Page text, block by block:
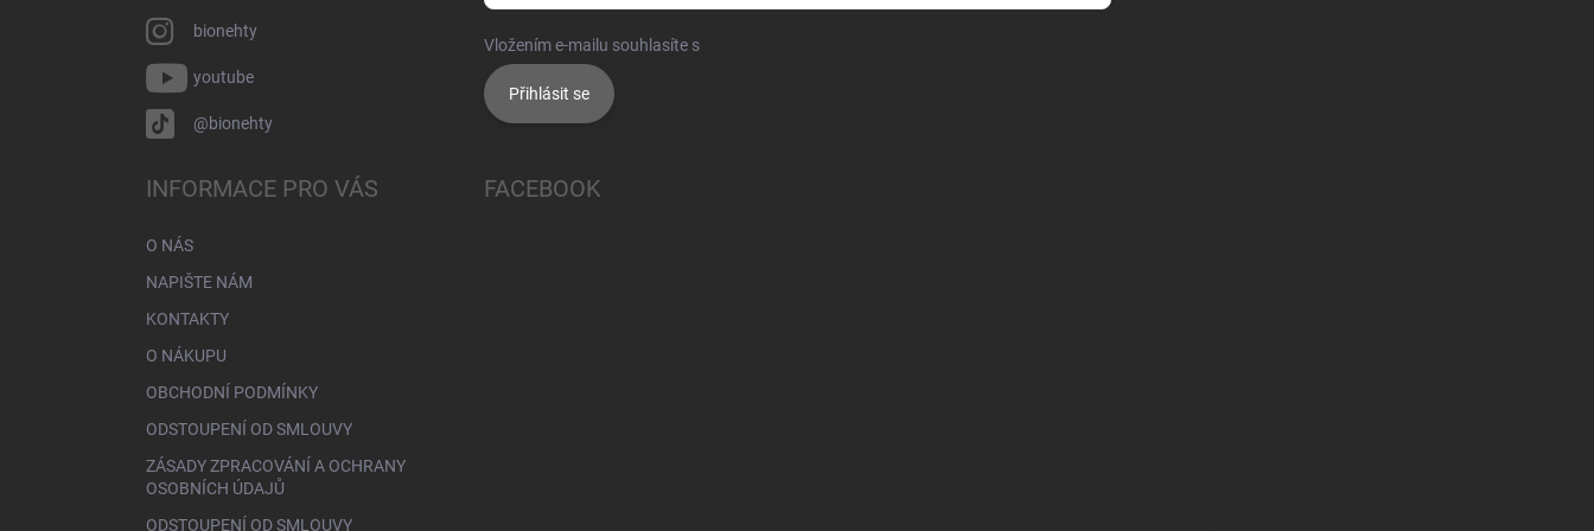
bionehty
youtube
@bionehty
Vložením e-mailu souhlasíte s
Přihlásit se
INFORMACE PRO VÁS
O NÁS
NAPIŠTE NÁM
KONTAKTY
O NÁKUPU
OBCHODNÍ PODMÍNKY
ODSTOUPENÍ OD SMLOUVY
ZÁSADY ZPRACOVÁNÍ A OCHRANY
OSOBNÍCH ÚDAJŮ
ODSTOUPENÍ OD SMLOUVY
FACEBOOK